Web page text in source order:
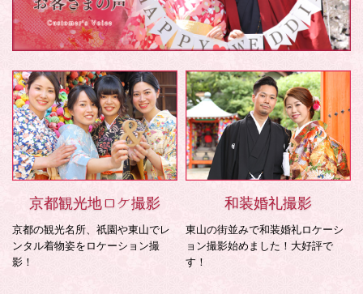
京都観光地ロケ撮影
京都の観光名所、祇園や東山でレ
ンタル着物姿をロケーション撮
影！
和装婚礼撮影
東山の街並みで和装婚礼ロケーシ
ョン撮影始めました！大好評で
す！